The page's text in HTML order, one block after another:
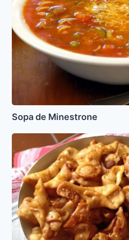
Sopa de Minestrone
Pestiños